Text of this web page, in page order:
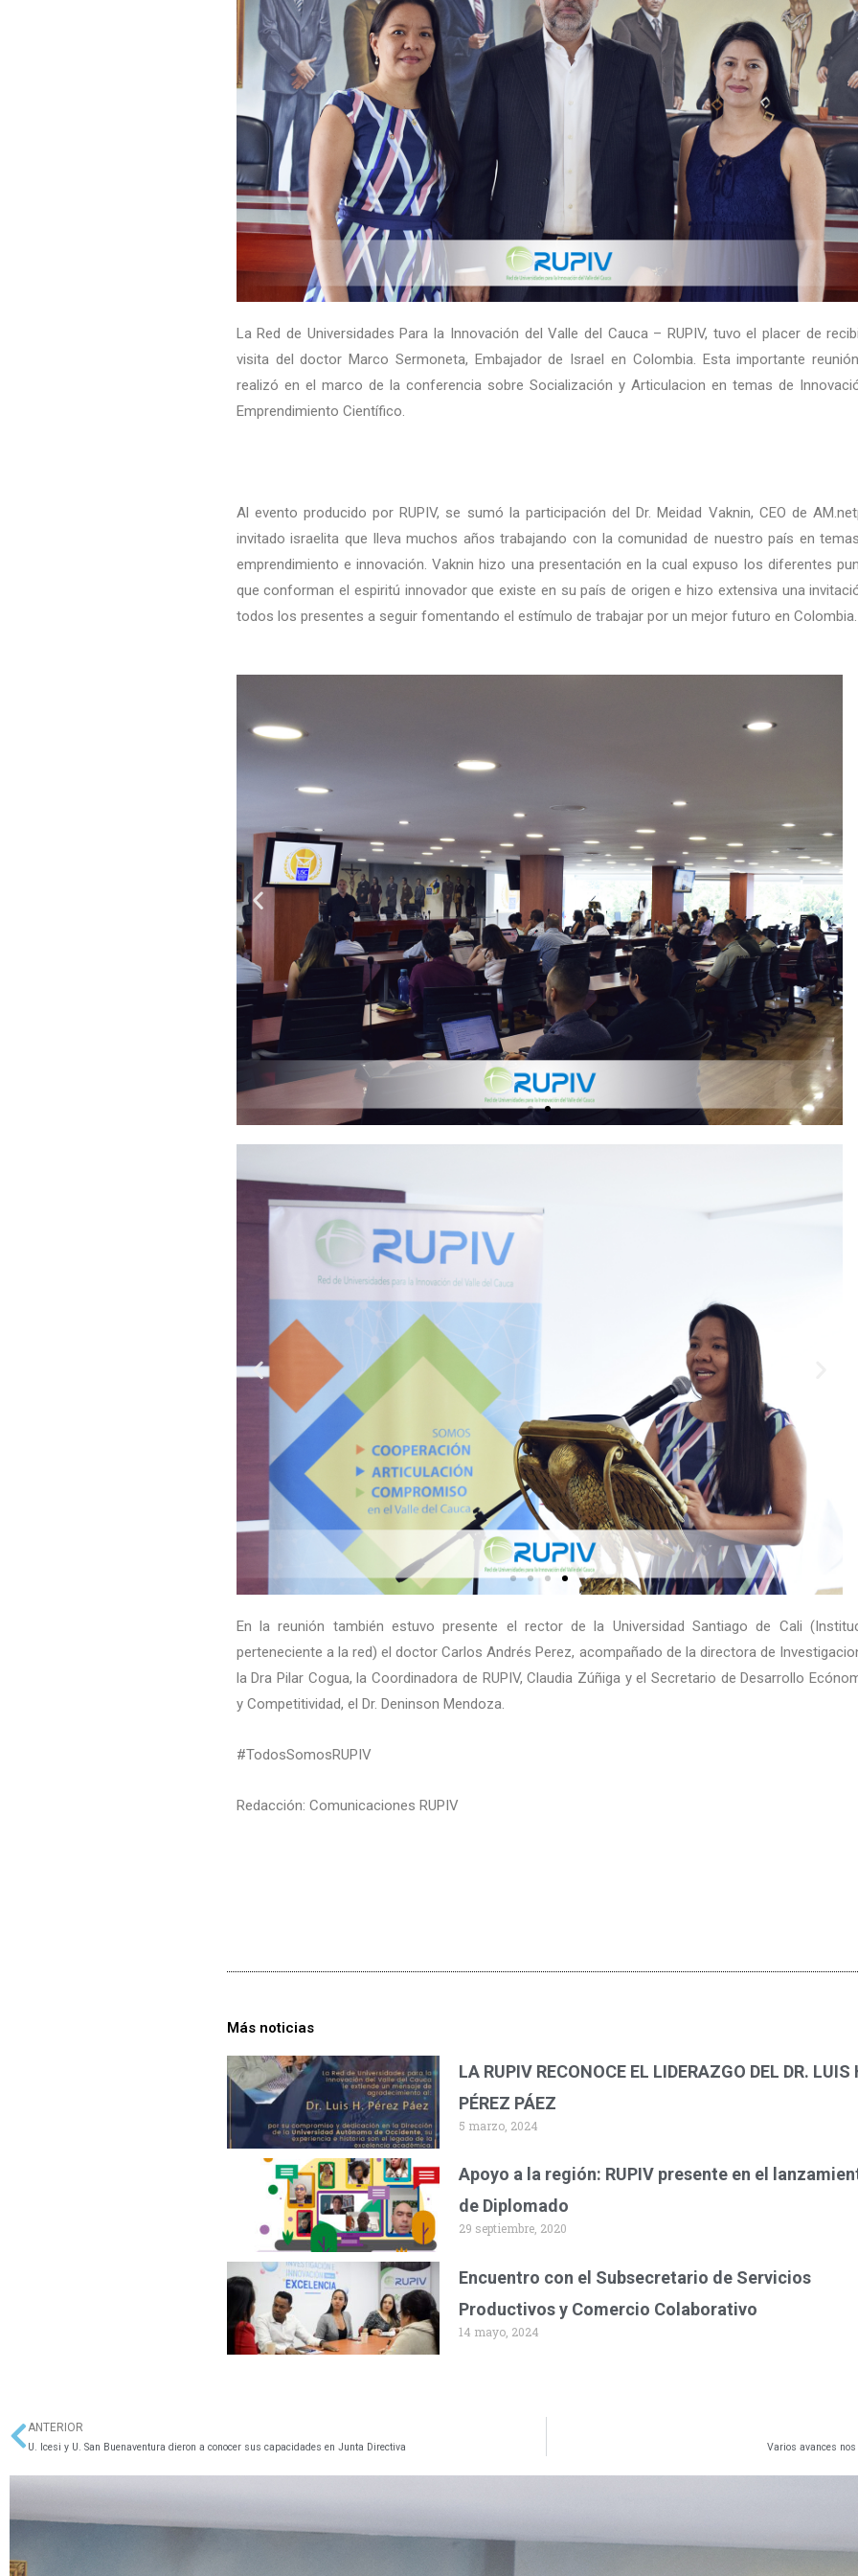
La Red de Universidades Para la Innovación del Valle del Cauca – RUPIV, tuvo el placer de
visita del doctor Marco Sermoneta, Embajador de Israel en Colombia. Esta importante
realizó en el marco de la conferencia sobre Socialización y Articulacion en temas de
Emprendimiento Científico.
Al evento producido por RUPIV, se sumó la participación del Dr. Meidad Vaknin, CEO de
invitado israelita que lleva muchos años trabajando con la comunidad de nuestro país en
emprendimiento e innovación. Vaknin hizo una presentación en la cual expuso los diferentes
que conforman el espiritú innovador que existe en su país de origen e hizo extensiva una
todos los presentes a seguir fomentando el estímulo de trabajar por un mejor futuro en Colombia.
En la reunión también estuvo presente el rector de la Universidad Santiago de Cali
perteneciente a la red) el doctor Carlos Andrés Perez, acompañado de la directora de
la Dra Pilar Cogua, la Coordinadora de RUPIV, Claudia Zúñiga y el Secretario de Desarrollo
y Competitividad, el Dr. Deninson Mendoza.
#TodosSomosRUPIV
Redacción: Comunicaciones RUPIV
Más noticias
LA RUPIV RECONOCE EL LIDERAZGO DEL DR. LUIS
PÉREZ PÁEZ
5 marzo, 2024
Apoyo a la región: RUPIV presente en el
de Diplomado
29 septiembre, 2020
Encuentro con el Subsecretario de Servicios
Productivos y Comercio Colaborativo
14 mayo, 2024
Ant
ANTERIOR
U. Icesi y U. San Buenaventura dieron a conocer sus capacidades en Junta Directiva Varios avances